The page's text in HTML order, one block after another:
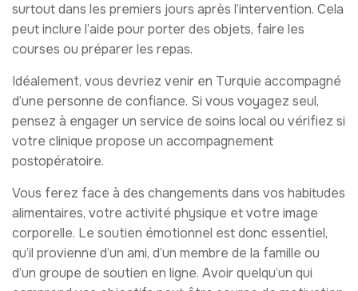
surtout dans les premiers jours après l’intervention. Cela
peut inclure l’aide pour porter des objets, faire les
courses ou préparer les repas.
Idéalement, vous devriez venir en Turquie accompagné
d’une personne de confiance. Si vous voyagez seul,
pensez à engager un service de soins local ou vérifiez si
votre clinique propose un accompagnement
postopératoire.
Vous ferez face à des changements dans vos habitudes
alimentaires, votre activité physique et votre image
corporelle. Le soutien émotionnel est donc essentiel,
qu’il provienne d’un ami, d’un membre de la famille ou
d’un groupe de soutien en ligne. Avoir quelqu’un qui